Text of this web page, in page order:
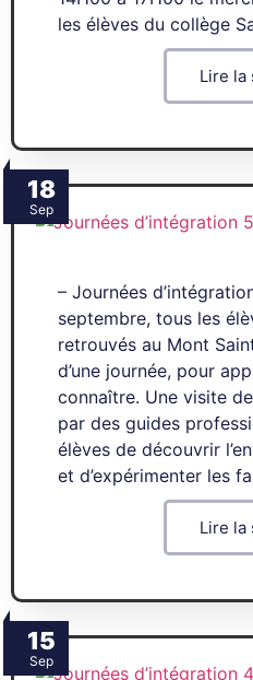
les élèves du collège
Lire la
18
Sep
– Journées
septembre, tous les
retrouvés au Mont
d’une journée, pour
connaître. Une visite
par des guides
élèves de découvrir
et d’expérimenter les
Lire la
15
Sep